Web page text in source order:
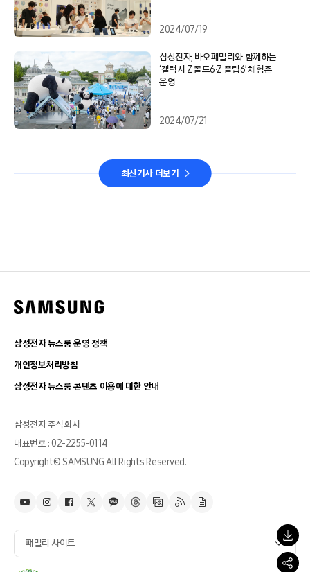
2024/07/19
삼성전자, 바오패밀리와 함께하는
‘갤럭시 Z 폴드6∙Z 플립6’ 체험존
운영
2024/07/21
최신기사 더보기
삼성전자 뉴스룸 운영 정책
개인정보처리방침
삼성전자 뉴스룸 콘텐츠 이용에 대한 안내
삼성전자 주식회사
대표번호 : 02-2255-0114
Copyright© SAMSUNG All Rights Reserved.
패밀리 사이트